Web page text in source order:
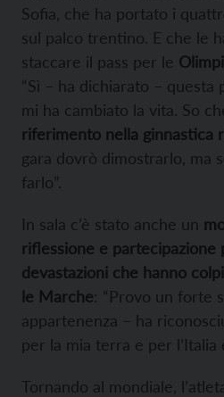
Sofia, che ha portato i
sul palco trentino. E che le
staccare il pass per le
“Sì – ha dichiarato – questa
mi ha cambiato la vita. So
riferimento nella ginnastica
gara dovrò dimostrarlo, ma
farlo”.
In sala c’è stato anche un
riflessione e partecipazione
devastazioni che hanno
le Marche: “Provo un forte
appartenenza – ha
per la mia terra e per l’Italia
Tornando al mondiale,